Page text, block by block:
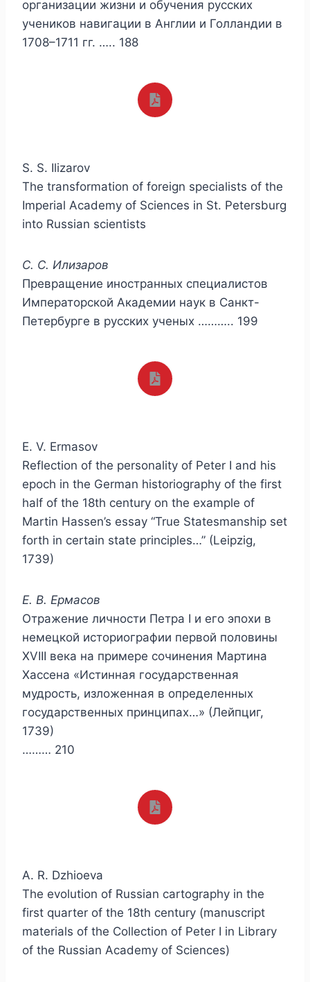
организации жизни и обучения русских
учеников навигации в Англии и Голландии в
1708–1711 гг. ….. 188
S. S. Ilizarov
The transformation of foreign specialists of the
Imperial Academy of Sciences in St. Petersburg
into Russian scientists
С. С. Илизаров
Превращение иностранных специалистов
Императорской Академии наук в Санкт-
Петербурге в русских ученых ……….. 199
E. V. Ermasov
Reflection of the personality of Peter I and his
epoch in the German historiography of the first
half of the 18th century on the example of
Martin Hassen’s essay “True Statesmanship set
forth in certain state principles…” (Leipzig,
1739)
Е. В. Ермасов
Отражение личности Петра I и его эпохи в
немецкой историографии первой половины
XVIII века на примере сочинения Мартина
Хассена «Истинная государственная
мудрость, изложенная в определенных
государственных принципах…» (Лейпциг,
1739)
……… 210
A. R. Dzhioeva
The evolution of Russian cartography in the
first quarter of the 18th century (manuscript
materials of the Collection of Peter I in Library
of the Russian Academy of Sciences)